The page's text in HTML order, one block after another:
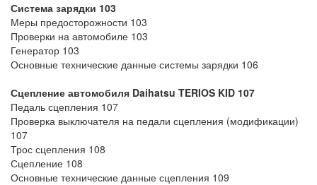
Система зарядки 103
Меры предосторожности 103
Проверки на автомобиле 103
Генератор 103
Основные технические данные системы зарядки 106
Сцепление автомобиля Daihatsu TERIOS KID 107
Педаль сцепления 107
Проверка выключателя на педали сцепления (модификации)
107
Трос сцепления 108
Сцепление 108
Основные технические данные сцепления 109